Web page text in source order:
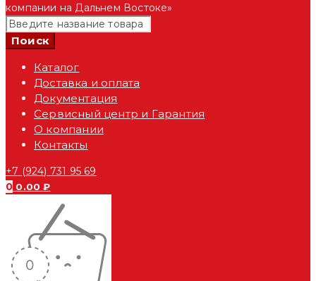
компании на Дальнем Востоке»
Каталог
Доставка и оплата
Документация
Сервисный центр и Гарантия
О компании
Контакты
+7 (924) 731 95 69
0 0.00₽